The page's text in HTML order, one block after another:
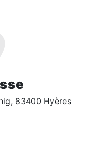
83400 Hyères